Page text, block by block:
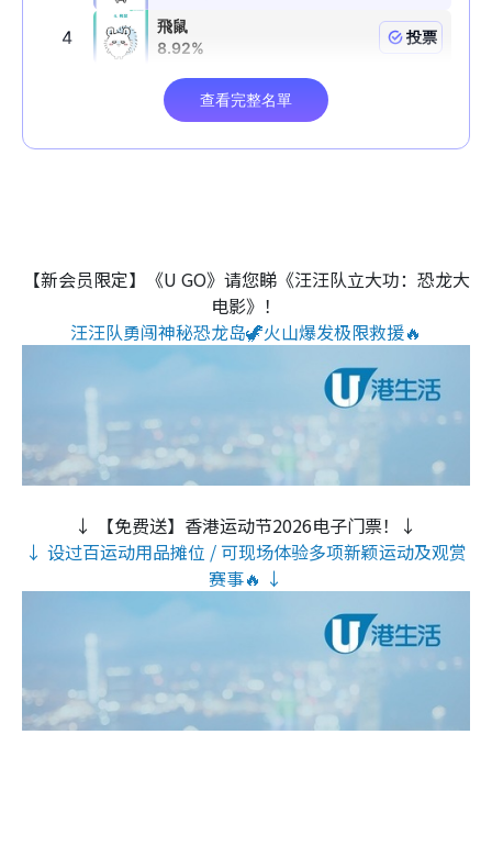
【新会员限定】《U GO》请您睇《汪汪队立大功：恐龙大
电影》！
汪汪队勇闯神秘恐龙岛🦖火山爆发极限救援🔥
↓ 【免费送】香港运动节2026电子门票！↓
↓ 设过百运动用品摊位 / 可现场体验多项新颖运动及观赏
赛事🔥 ↓